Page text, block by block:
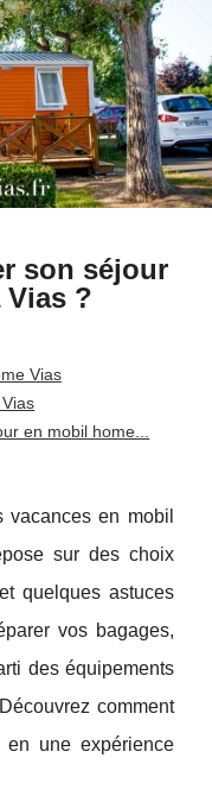
son séjour
?
Vias
en mobil home...
en mobil
sur des choix
quelques astuces
vos bagages,
des équipements
comment
en une expérience